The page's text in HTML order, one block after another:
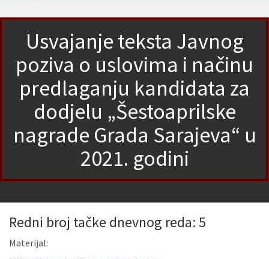
Usvajanje teksta Javnog
poziva o uslovima i načinu
predlaganju kandidata za
dodjelu „Šestoaprilske
nagrade Grada Sarajeva“ u
2021. godini
Redni broj tačke dnevnog reda: 5
Materijal: